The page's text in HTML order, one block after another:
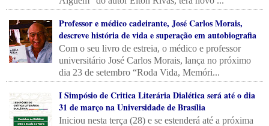
Professor e médico cadeirante, José Carlos Morais,
descreve história de vida e superação em autobiografia
Com o seu livro de estreia, o médico e professor
universitário José Carlos Morais, lança no próximo
dia 23 de setembro “Roda Vida, Memóri...
I Simpósio de Critica Literária Dialética será até o dia
31 de março na Universidade de Brasília
Iniciou nesta terça (28) e se estenderá até a próxima